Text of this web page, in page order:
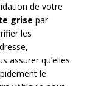
de votre
grise par
les
assurer qu’elles
le